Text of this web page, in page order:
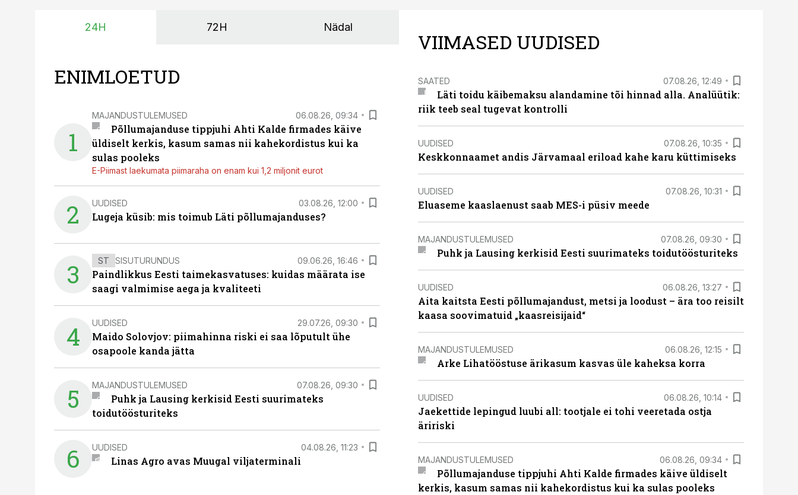
24H 72H Nädal
ENIMLOETUD
1
MAJANDUSTULEMUSED 06.08.26, 09:34
Põllumajanduse tippjuhi Ahti Kalde firmades käive
üldiselt kerkis, kasum samas nii kahekordistus kui ka
sulas pooleks
E-Piimast laekumata piimaraha on enam kui 1,2 miljonit eurot
2 UUDISED 03.08.26, 12:00
Lugeja küsib: mis toimub Läti põllumajanduses?
3 ST SISUTURUNDUS 09.06.26, 16:46
Paindlikkus Eesti taimekasvatuses: kuidas määrata ise
saagi valmimise aega ja kvaliteeti
4 UUDISED 29.07.26, 09:30
Maido Solovjov: piimahinna riski ei saa lõputult ühe
osapoole kanda jätta
5 MAJANDUSTULEMUSED 07.08.26, 09:30
Puhk ja Lausing kerkisid Eesti suurimateks
toidutöösturiteks
6 UUDISED 04.08.26, 11:23
Linas Agro avas Muugal viljaterminali
VIIMASED UUDISED
SAATED 07.08.26, 12:49
Läti toidu käibemaksu alandamine tõi hinnad alla. Analüütik:
riik teeb seal tugevat kontrolli
UUDISED 07.08.26, 10:35
Keskkonnaamet andis Järvamaal eriload kahe karu küttimiseks
UUDISED 07.08.26, 10:31
Eluaseme kaaslaenust saab MES-i püsiv meede
MAJANDUSTULEMUSED 07.08.26, 09:30
Puhk ja Lausing kerkisid Eesti suurimateks toidutöösturiteks
UUDISED 06.08.26, 13:27
Aita kaitsta Eesti põllumajandust, metsi ja loodust – ära too reisilt
kaasa soovimatuid „kaasreisijaid“
MAJANDUSTULEMUSED 06.08.26, 12:15
Arke Lihatööstuse ärikasum kasvas üle kaheksa korra
UUDISED 06.08.26, 10:14
Jaekettide lepingud luubi all: tootjale ei tohi veeretada ostja
äririski
MAJANDUSTULEMUSED 06.08.26, 09:34
Põllumajanduse tippjuhi Ahti Kalde firmades käive üldiselt
kerkis, kasum samas nii kahekordistus kui ka sulas pooleks